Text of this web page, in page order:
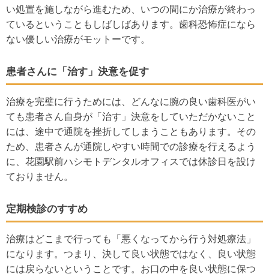
い処置を施しながら進むため、いつの間にか治療が終わっ
ているということもしばしばあります。歯科恐怖症になら
ない優しい治療がモットーです。
患者さんに「治す」決意を促す
治療を完璧に行うためには、どんなに腕の良い歯科医がい
ても患者さん自身が「治す」決意をしていただかないこと
には、途中で通院を挫折してしまうこともあります。その
ため、患者さんが通院しやすい時間での診療を行えるよう
に、花園駅前ハシモトデンタルオフィスでは休診日を設け
ておりません。
定期検診のすすめ
治療はどこまで行っても「悪くなってから行う対処療法」
になります。つまり、決して良い状態ではなく、良い状態
には戻らないということです。お口の中を良い状態に保つ